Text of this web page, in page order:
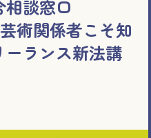
談窓口
術関係者こそ知
ランス新法講